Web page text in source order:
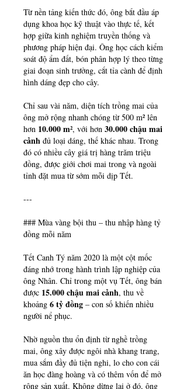
Từ nền tảng kiến thức đó, ông bắt đầu áp
dụng khoa học kỹ thuật vào thực tế, kết
hợp giữa kinh nghiệm truyền thống và
phương pháp hiện đại. Ông học cách kiểm
soát độ ẩm đất, bón phân hợp lý theo từng
giai đoạn sinh trưởng, cắt tỉa cành để định
hình dáng đẹp cho cây.
Chỉ sau vài năm, diện tích trồng mai của
ông mở rộng nhanh chóng từ 500 m² lên
hơn 10.000 m², với hơn 30.000 chậu mai
cảnh đủ loại dáng, thế khác nhau. Trong
đó có nhiều cây giá trị hàng trăm triệu
đồng, được giới chơi mai trong và ngoài
tỉnh đặt mua từ sớm mỗi dịp Tết.
---
### Mùa vàng bội thu – thu nhập hàng tỷ
đồng mỗi năm
Tết Canh Tý năm 2020 là một cột mốc
đáng nhớ trong hành trình lập nghiệp của
ông Nhân. Chỉ trong một vụ Tết, ông bán
được 15.000 chậu mai cảnh, thu về
khoảng 6 tỷ đồng – con số khiến nhiều
người nể phục.
Nhờ nguồn thu ổn định từ nghề trồng
mai, ông xây được ngôi nhà khang trang,
mua sắm đầy đủ tiện nghi, lo cho con cái
ăn học đàng hoàng và có thêm vốn để mở
rộng sản xuất. Không dừng lại ở đó, ông